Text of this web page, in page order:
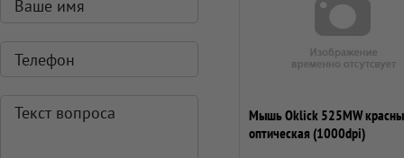
Мышь Oklick 525MW
оптическая (1000dpi)